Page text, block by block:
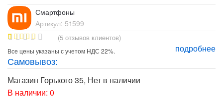
Смартфоны
Артикул: 51599
Рейтинг
4.75из 5
на основе
опроса
пользоват
елей
(5 отзывов клиентов)
подробнее
Все цены указаны с учетом НДС 22%.
Самовывоз:
Магазин Горького 35, Нет в наличии
В наличии: 0